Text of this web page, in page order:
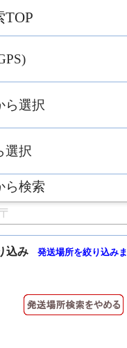
TOP
ら選択
選択
ら検索
込み 発送場所を絞り込み